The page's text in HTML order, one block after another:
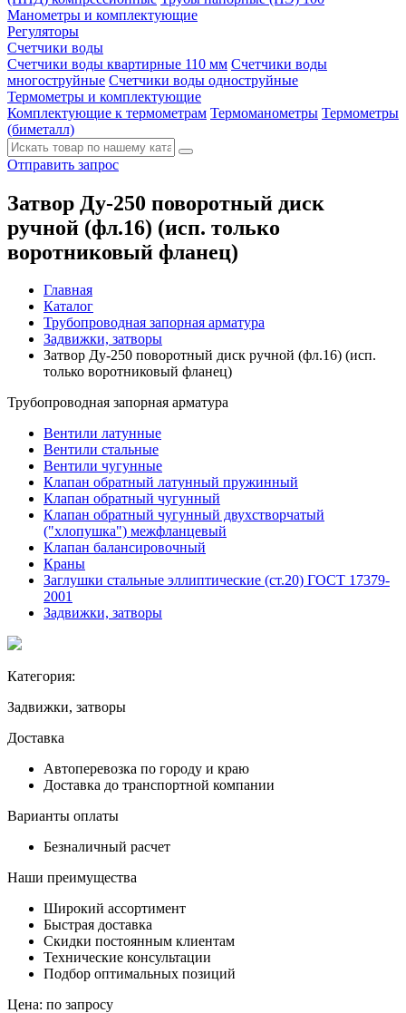
Манометры и комплектующие
Регуляторы
Счетчики воды
Счетчики воды квартирные 110 мм Счетчики воды
многоструйные Счетчики воды одноструйные
Термометры и комплектующие
Комплектующие к термометрам Термоманометры Термометры
(биметалл)
Отправить запрос
Затвор Ду-250 поворотный диск
ручной (фл.16) (исп. только
воротниковый фланец)
Главная
Каталог
Трубопроводная запорная арматура
Задвижки, затворы
Затвор Ду-250 поворотный диск ручной (фл.16) (исп.
только воротниковый фланец)
Трубопроводная запорная арматура
Вентили латунные
Вентили стальные
Вентили чугунные
Клапан обратный латунный пружинный
Клапан обратный чугунный
Клапан обратный чугунный двухстворчатый
("хлопушка") межфланцевый
Клапан балансировочный
Краны
Заглушки стальные эллиптические (ст.20) ГОСТ 17379-
2001
Задвижки, затворы
Категория:
Задвижки, затворы
Доставка
Автоперевозка по городу и краю
Доставка до транспортной компании
Варианты оплаты
Безналичный расчет
Наши преимущества
Широкий ассортимент
Быстрая доставка
Скидки постоянным клиентам
Технические консультации
Подбор оптимальных позиций
Цена: по запросу